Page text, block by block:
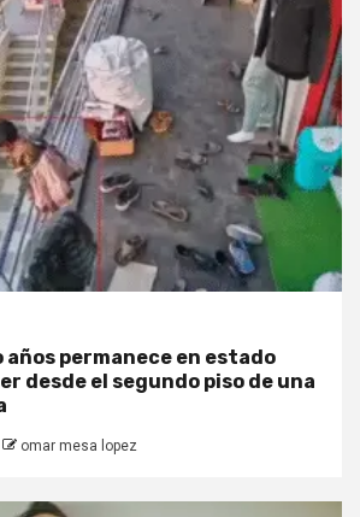
años permanece en estado
desde el segundo piso de una
omar mesa lopez